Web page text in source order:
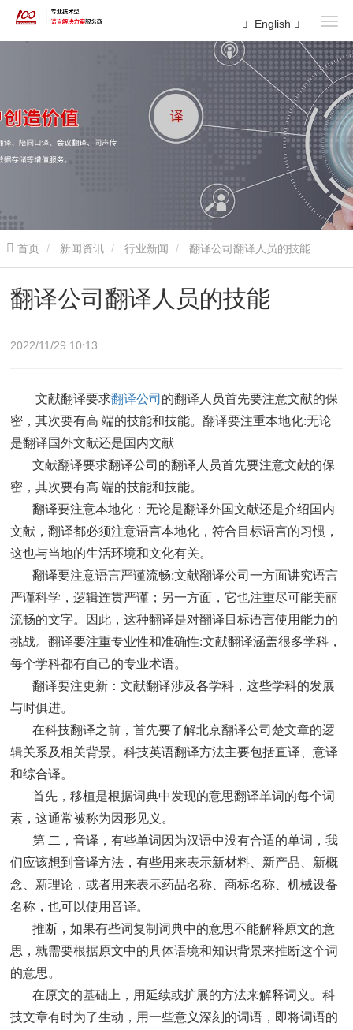
English
首页 新闻资讯 行业新闻 翻译公司翻译人员的技能
翻译公司翻译人员的技能
2022/11/29 10:13
文献翻译要求翻译公司 的翻译人员首先要注意文献的保
密，其次要有高 端的技能和技能。翻译要注重本地化:无论
是翻译国外文献还是国内文献
文献翻译要求翻译公司的翻译人员首先要注意文献的保
密，其次要有高 端的技能和技能。
翻译要注意本地化：无论是翻译外国文献还是介绍国内
文献，翻译都必须注意语言本地化，符合目标语言的习惯，
这也与当地的生活环境和文化有关。
翻译要注意语言严谨流畅:文献翻译公司一方面讲究语言
严谨科学，逻辑连贯严谨；另一方面，它也注重尽可能美丽
流畅的文字。因此，这种翻译是对翻译目标语言使用能力的
挑战。翻译要注重专业性和准确性:文献翻译涵盖很多学科，
每个学科都有自己的专业术语。
翻译要注更新：文献翻译涉及各学科，这些学科的发展
与时俱进。
在科技翻译之前，首先要了解北京翻译公司楚文章的逻
辑关系及相关背景。科技英语翻译方法主要包括直译、意译
和综合译。
首先，移植是根据词典中发现的意思翻译单词的每个词
素，这通常被称为因形见义。
第 二，音译，有些单词因为汉语中没有合适的单词，我
们应该想到音译方法，有些用来表示新材料、新产品、新概
念、新理论，或者用来表示药品名称、商标名称、机械设备
名称，也可以使用音译。
推断，如果有些词复制词典中的意思不能解释原文的意
思，就需要根据原文中的具体语境和知识背景来推断这个词
的意思。
在原文的基础上，用延续或扩展的方法来解释词义。科
技文章有时为了生动，用一些意义深刻的词语，即将词语的